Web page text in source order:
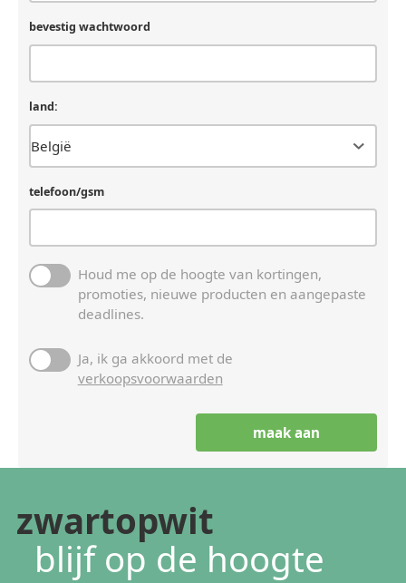
bevestig wachtwoord
land:
telefoon/gsm
Houd me op de hoogte van kortingen,
promoties, nieuwe producten en aangepaste
deadlines.
Ja, ik ga akkoord met de
verkoopsvoorwaarden
zwartopwit
blijf op de hoogte